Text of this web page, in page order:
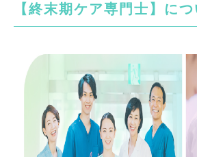
【終末期ケア専門士】につ